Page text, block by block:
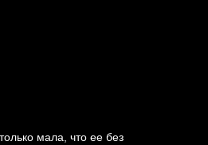
мала, что ее без